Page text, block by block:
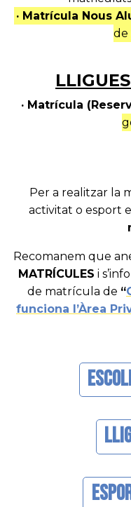
· Matrícula Nous
de
· Matrícula
Per a realitzar la
activitat o esport
Recomanem que
MATRÍCULES i
de matrícula de “
funciona l’Àrea